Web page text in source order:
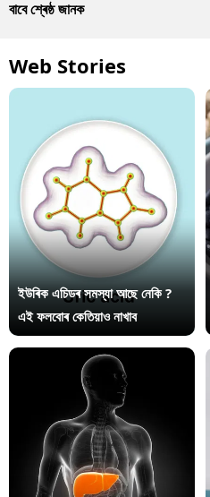
বাবে শ্ৰেষ্ঠ জানক
Web Stories
ইউৰিক এচিডৰ সমস্যা আছে নেকি ?
এই ফলবোৰ কেতিয়াও নাখাব